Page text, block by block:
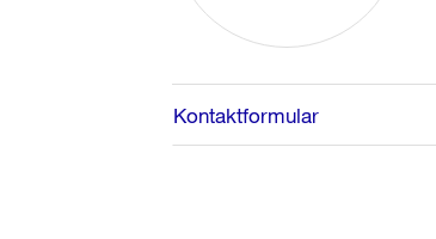
Kontaktformular